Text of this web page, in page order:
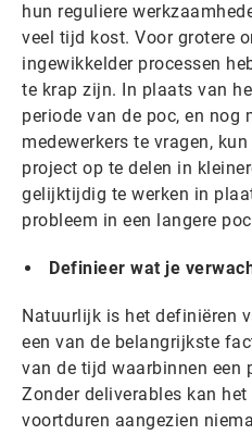
hun reguliere
veel tijd kost. Voor grotere
ingewikkelder processen
te krap zijn. In plaats van
periode van de poc, en nog
medewerkers te vragen,
project op te delen in
gelijktijdig te werken in
probleem in een langere
Definieer wat je
Natuurlijk is het definiëren
een van de belangrijkste
van de tijd waarbinnen een
Zonder deliverables kan
voortduren aangezien